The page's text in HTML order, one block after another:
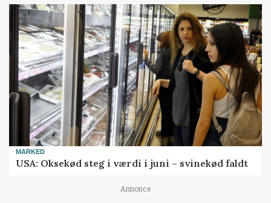
MARKED
USA: Oksekød steg i værdi i juni – svinekød faldt
Annonce